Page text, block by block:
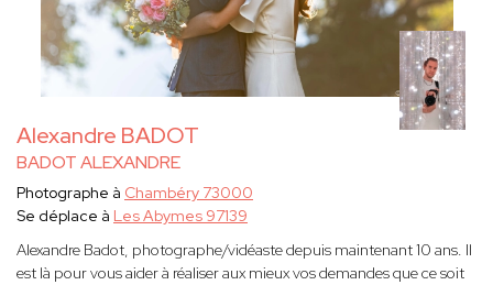
Alexandre BADOT
BADOT ALEXANDRE
Photographe à Chambéry 73000
Se déplace à Les Abymes 97139
Alexandre Badot, photographe/vidéaste depuis maintenant 10 ans. Il
est là pour vous aider à réaliser aux mieux vos demandes que ce soit